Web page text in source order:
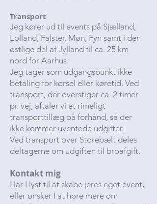
Transport
Jeg kører ud til events på Sjælland,
Lolland, Falster, Møn, Fyn samt i den
østlige del af Jylland til ca. 25 km
nord for Aarhus.
Jeg tager som udgangspunkt ikke
betaling for kørsel eller køretid. Ved
transport, der overstiger ca. 2 timer
pr. vej, aftaler vi et rimeligt
transporttillæg på forhånd, så der
ikke kommer uventede udgifter.
Ved transport over Storebælt deles
deltagerne om udgiften til broafgift.
Kontakt mig
Har I lyst til at skabe jeres eget event,
eller ønsker I at høre mere om